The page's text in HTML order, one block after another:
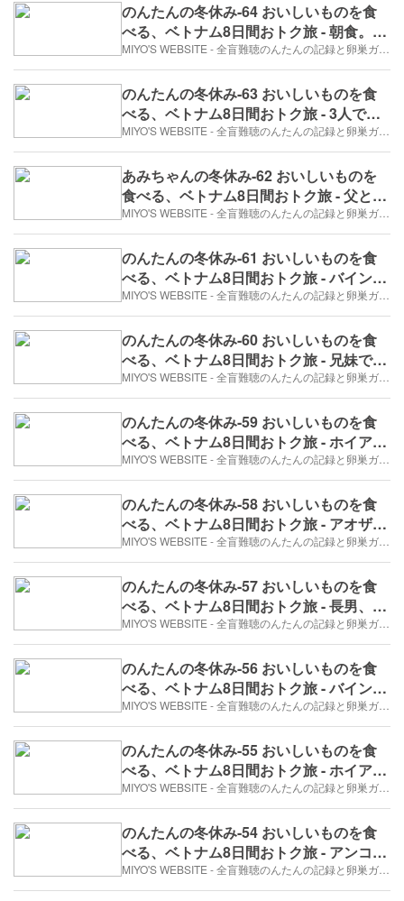
のんたんの冬休み-64 おいしいものを食
べる、ベトナム8日間おトク旅 - 朝食。そ
してミーソンへ。（2017年12月29日/6日
め）
のんたんの冬休み-63 おいしいものを食
べる、ベトナム8日間おトク旅 - 3人で晩
ごはん（2017年12月28日/5日め）
あみちゃんの冬休み-62 おいしいものを
食べる、ベトナム8日間おトク旅 - 父と娘
のそぞろ歩き（2017年12月28日/5日め）
のんたんの冬休み-61 おいしいものを食
べる、ベトナム8日間おトク旅 - バインミ
ーに負けた話（2017年12月28日/5日め）
のんたんの冬休み-60 おいしいものを食
べる、ベトナム8日間おトク旅 - 兄妹で、
日本橋（2017年12月28日/5日め）
のんたんの冬休み-59 おいしいものを食
べる、ベトナム8日間おトク旅 - ホイアン
をシクロで走り抜ける（2017年12月28
日/5日め）
のんたんの冬休み-58 おいしいものを食
べる、ベトナム8日間おトク旅 - アオザイ
とシクロ（2017年12月28日/5日め）
のんたんの冬休み-57 おいしいものを食
べる、ベトナム8日間おトク旅 - 長男、
ATMを使う。（2017年12月28日/5日め）
のんたんの冬休み-56 おいしいものを食
べる、ベトナム8日間おトク旅 - バインミ
ー・クイーン（2017年12月28日/5日め）
のんたんの冬休み-55 おいしいものを食
べる、ベトナム8日間おトク旅 - ホイアン
のホテル（2017年12月28日/5日め）
のんたんの冬休み-54 おいしいものを食
べる、ベトナム8日間おトク旅 - アンコー
ルワットで太鼓をたたく（2017年12月28
日/5日め）